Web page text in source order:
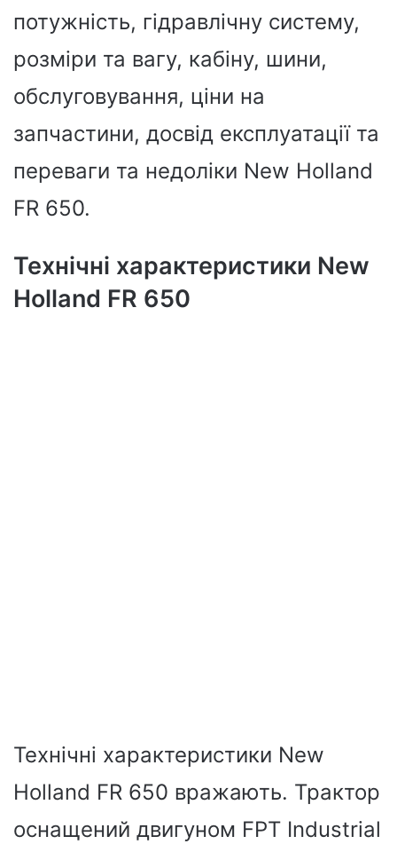
потужність, гідравлічну систему,
розміри та вагу, кабіну, шини,
обслуговування, ціни на
запчастини, досвід експлуатації та
переваги та недоліки New Holland
FR 650.
Технічні характеристики New
Holland FR 650
Технічні характеристики New
Holland FR 650 вражають. Трактор
оснащений двигуном FPT Industrial